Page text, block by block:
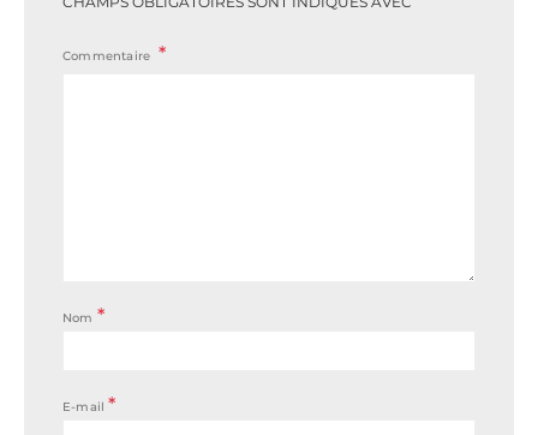
Commentaire
Nom *
E-mail*